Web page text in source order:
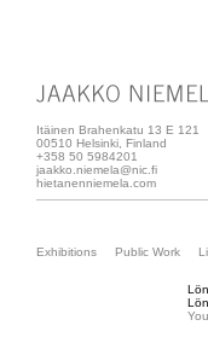
Itäinen Brahenkatu 13 E 121
00510 Helsinki, Finland
+358 50 5984201
jaakko.niemela@nic.fi
hietanenniemela.com
Exhibitions Public Work